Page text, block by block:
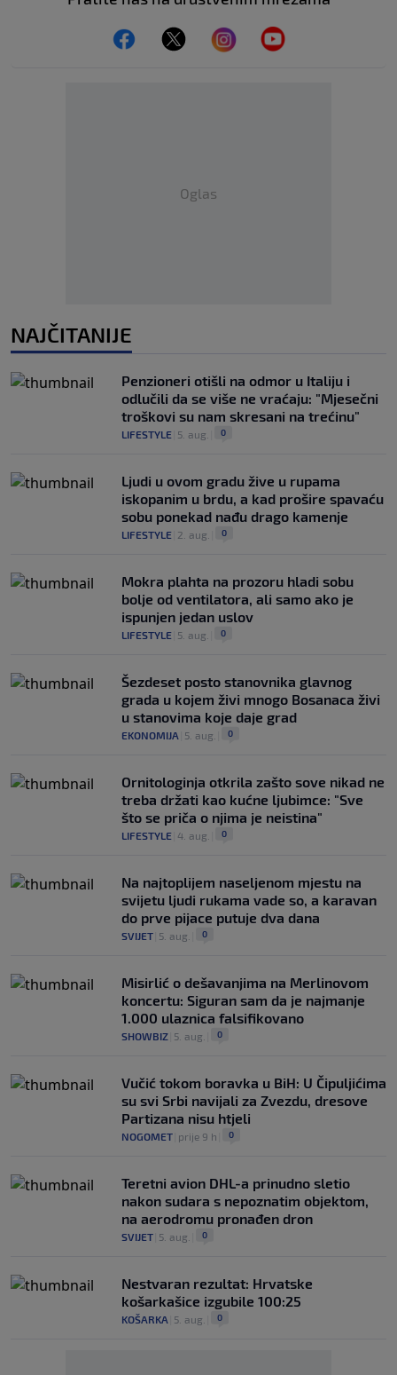
Oglas
NAJČITANIJE
Penzioneri otišli na odmor u Italiju i
odlučili da se više ne vraćaju: "Mjesečni
troškovi su nam skresani na trećinu"
LIFESTYLE 5. aug. 0
Ljudi u ovom gradu žive u rupama
iskopanim u brdu, a kad prošire spavaću
sobu ponekad nađu drago kamenje
LIFESTYLE 2. aug. 0
Mokra plahta na prozoru hladi sobu
bolje od ventilatora, ali samo ako je
ispunjen jedan uslov
LIFESTYLE 5. aug. 0
Šezdeset posto stanovnika glavnog
grada u kojem živi mnogo Bosanaca živi
u stanovima koje daje grad
EKONOMIJA 5. aug. 0
Ornitologinja otkrila zašto sove nikad ne
treba držati kao kućne ljubimce: "Sve
što se priča o njima je neistina"
LIFESTYLE 4. aug. 0
Na najtoplijem naseljenom mjestu na
svijetu ljudi rukama vade so, a karavan
do prve pijace putuje dva dana
SVIJET 5. aug. 0
Misirlić o dešavanjima na Merlinovom
koncertu: Siguran sam da je najmanje
1.000 ulaznica falsifikovano
SHOWBIZ 5. aug. 0
Vučić tokom boravka u BiH: U Čipuljićima
su svi Srbi navijali za Zvezdu, dresove
Partizana nisu htjeli
NOGOMET prije 9 h 0
Teretni avion DHL-a prinudno sletio
nakon sudara s nepoznatim objektom,
na aerodromu pronađen dron
SVIJET 5. aug. 0
Nestvaran rezultat: Hrvatske
košarkašice izgubile 100:25
KOŠARKA 5. aug. 0